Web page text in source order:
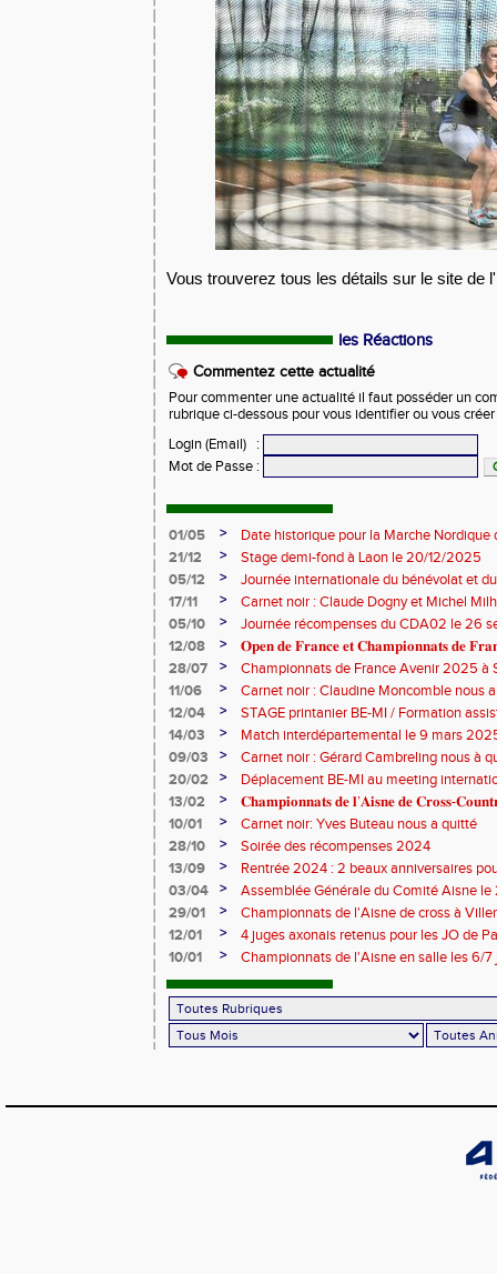
Vous trouverez tous les détails sur le site de
les Réactions
Commentez cette actualité
Pour commenter une actualité il faut posséder un
rubrique ci-dessous pour vous identifier ou vous
Login (Email)
:
Mot de Passe :
01/05 >
Date historique pour la Marche Nordique
21/12
>
Stage demi-fond à Laon le 20/12/2025
05/12
>
Journée internationale du bénévolat et
17/11
>
Carnet noir : Claude Dogny et Michel
05/10
>
Journée récompenses du CDA02 le 26
12/08
>
𝐎𝐩𝐞𝐧 𝐝𝐞 𝐅𝐫𝐚𝐧𝐜𝐞 𝐞𝐭 𝐂𝐡𝐚𝐦𝐩𝐢𝐨𝐧𝐧𝐚𝐭𝐬 𝐝𝐞
28/07
>
Championnats de France Avenir 2025 à
11/06
>
Carnet noir : Claudine Moncomble nous
12/04
>
STAGE printanier BE-MI / Formation
14/03
>
Match interdépartemental le 9 mars
09/03
>
Carnet noir : Gérard Cambreling nous à
20/02
>
Déplacement BE-MI au meeting
13/02
>
𝐂𝐡𝐚𝐦𝐩𝐢𝐨𝐧𝐧𝐚𝐭𝐬 𝐝𝐞 𝐥’𝐀𝐢𝐬𝐧𝐞 𝐝𝐞 𝐂𝐫𝐨𝐬𝐬-
10/01
>
Carnet noir: Yves Buteau nous a quitté
28/10
>
Soirée des récompenses 2024
13/09
>
Rentrée 2024 : 2 beaux anniversaires
l'ACCT et le CA Belleu
03/04 >
Assemblée Générale du Comité Aisne
29/01
>
Championnats de l'Aisne de cross à
2024
12/01 >
4 juges axonais retenus pour les JO de
10/01
> Championnats de l'Aisne en salle les 6/